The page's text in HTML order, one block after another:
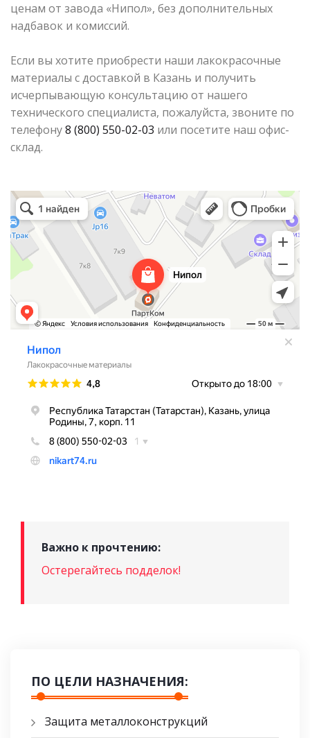
ценам от завода «Нипол», без дополнительных
надбавок и комиссий.
Если вы хотите приобрести наши лакокрасочные
материалы с доставкой в Казань и получить
исчерпывающую консультацию от нашего
технического специалиста, пожалуйста, звоните по
телефону8 (800) 550-02-03 или посетите наш офис-
склад.
Важно к прочтению:
Остерегайтесь подделок!
ПО ЦЕЛИ НАЗНАЧЕНИЯ:
Защита металлоконструкций